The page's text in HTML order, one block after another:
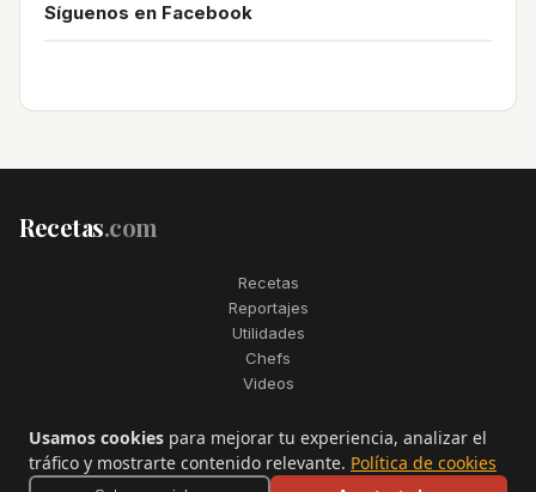
Síguenos en Facebook
Recetas.com
Recetas
Reportajes
Utilidades
Chefs
Videos
2006–2026. Todos los derechos reservados. Recetas.com es una
marca registrada de Telfo Networks S.L.
Aviso legal·Condiciones de uso·Contactar
Usamos cookies para mejorar tu experiencia, analizar el
tráfico y mostrarte contenido relevante. Política de cookies